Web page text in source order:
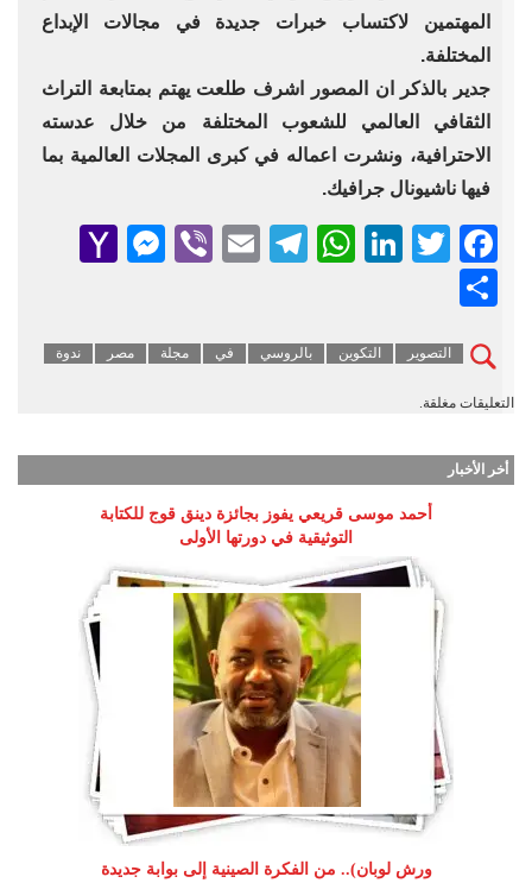
المهتمين لاكتساب خبرات جديدة في مجالات الإبداع
المختلفة.
جدير بالذكر ان المصور اشرف طلعت يهتم بمتابعة التراث
الثقافي العالمي للشعوب المختلفة من خلال عدسته
الاحترافية، ونشرت اعماله في كبرى المجلات العالمية بما
فيها ناشيونال جرافيك.
Facebook
Twitter
LinkedIn
WhatsApp
Telegram
Email
Viber
التصوير التكوين بالروسي في مجلة مصر ندوة
التعليقات مغلقة.
أخر الأخبار
أحمد موسى قريعي يفوز بجائزة دينق قوج للكتابة
التوثيقية في دورتها الأولى
ورش لوبان).. من الفكرة الصينية إلى بوابة جديدة